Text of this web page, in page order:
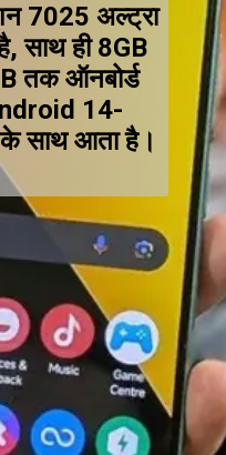
7025 अल्ट्रा
साथ ही 8GB
तक ऑनबोर्ड
14-
साथ आता है।